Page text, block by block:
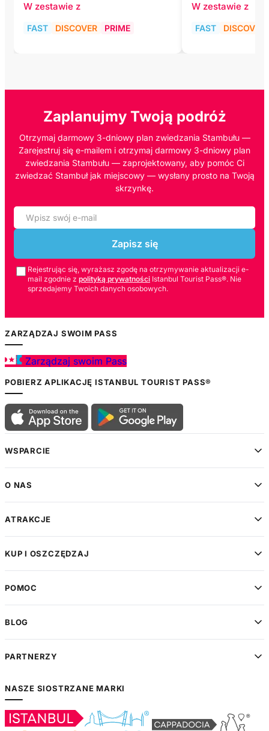
W zestawie z
FAST DISCOVER PRIME
W zestawie z
FAST DISCOVER
Zaplanujmy Twoją podróż
Otrzymaj darmowy 3-dniowy plan zwiedzania Stambułu —
Zarejestruj się e-mailem i otrzymaj darmowy 3-dniowy plan
zwiedzania Stambułu — zaprojektowany, aby pomóc Ci
zwiedzać Stambuł jak miejscowy — wysłany prosto na Twoją
skrzynkę.
Zapisz się
Rejestrując się, wyrażasz zgodę na otrzymywanie aktualizacji e-
mail zgodnie z polityką prywatności Istanbul Tourist Pass®. Nie
sprzedajemy Twoich danych osobowych.
ZARZĄDZAJ SWOIM PASS
Zarządzaj swoim Pass
POBIERZ APLIKACJĘ ISTANBUL TOURIST PASS®
WSPARCIE
O NAS
ATRAKCJE
KUP I OSZCZĘDZAJ
POMOC
BLOG
PARTNERZY
NASZE SIOSTRZANE MARKI